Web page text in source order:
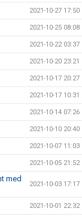
2021-10-27 17:50
2021-10-25 08:08
2021-10-22 03:37
2021-10-20 23:21
2021-10-17 20:27
2021-10-17 10:31
2021-10-14 07:26
2021-10-10 20:40
2021-10-07 11:03
2021-10-05 21:52
med
2021-10-03 17:17
2021-10-01 22:32